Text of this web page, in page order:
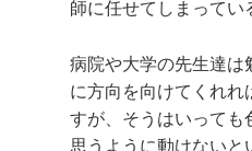
師に任せてしまってい
病院や大学の先生達は
に方向を向けてくれれ
すが、そうはいっても
思うように動けないと